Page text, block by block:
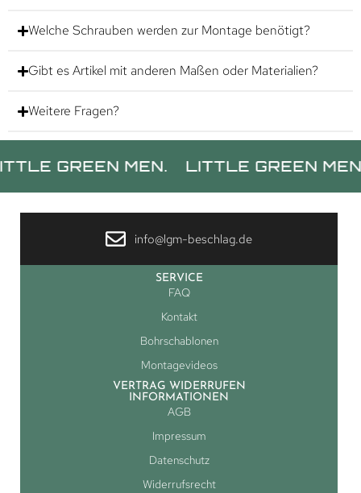
Welche Schrauben werden zur Montage benötigt?
Gibt es Artikel mit anderen Maßen oder Materialien?
Weitere Fragen?
MEN. LITTLE GREEN MEN.
info@lgm-beschlag.de
SERVICE
FAQ
Kontakt
Bohrschablonen
Montagevideos
VERTRAG WIDERRUFEN
INFORMATIONEN
AGB
Impressum
Datenschutz
Widerrufsrecht